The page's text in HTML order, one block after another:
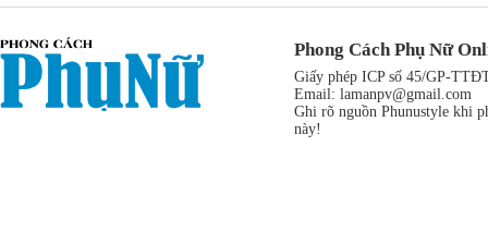
Phong Cách Phụ Nữ
Giấy phép ICP số 45/GP-
Email: lamanpv@gmail.com
Ghi rõ nguồn Phunustyle khi
này!